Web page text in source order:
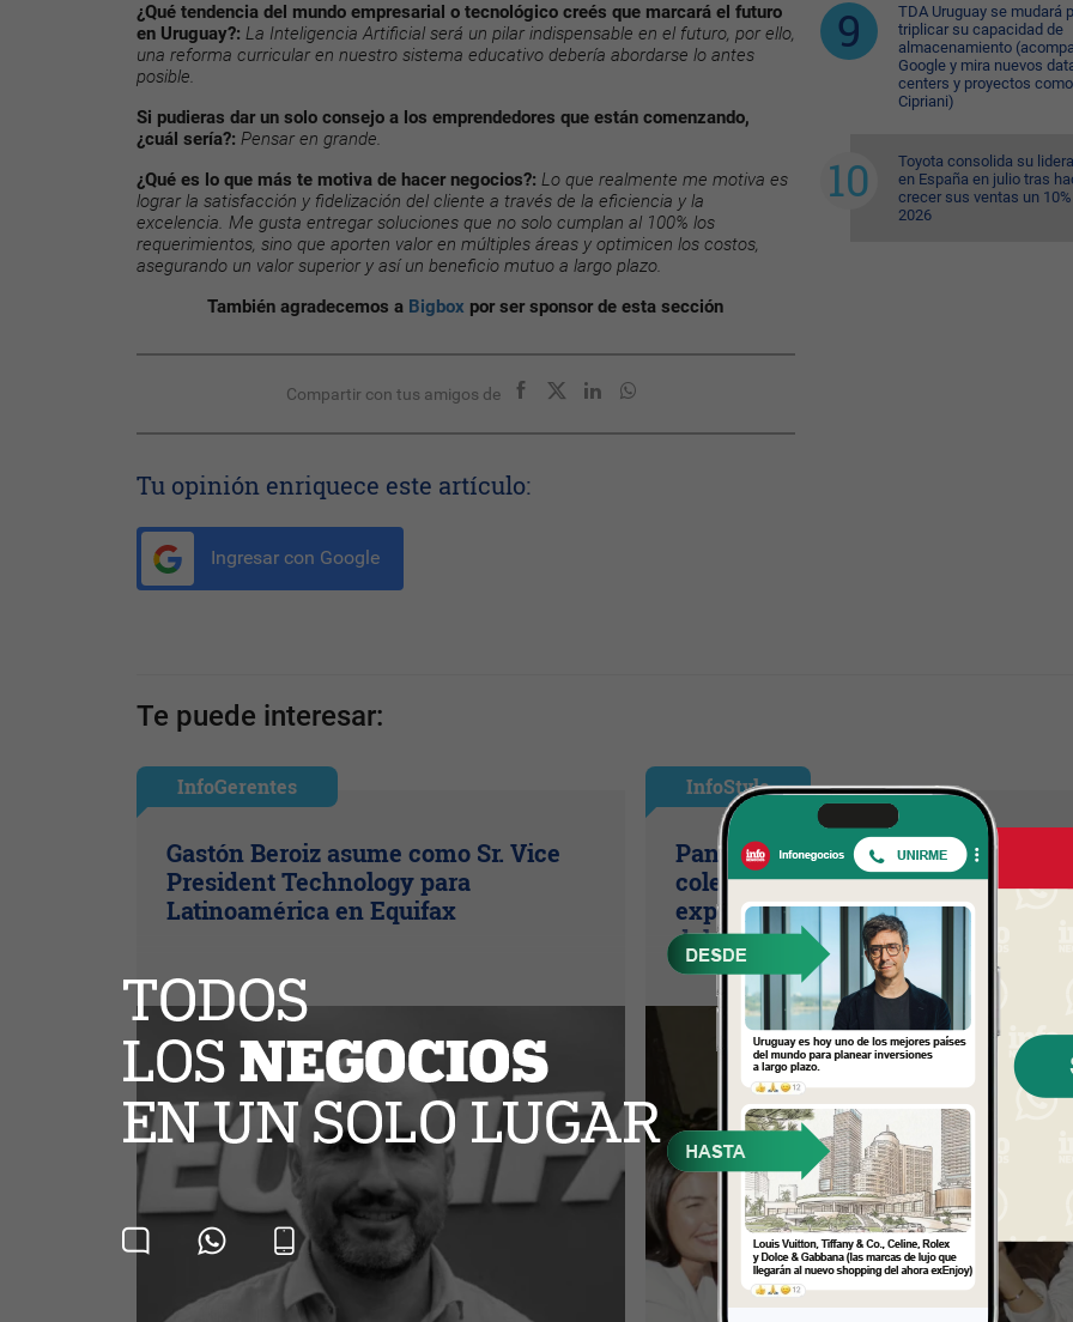
¿Qué tendencia del mundo empresarial o tecnológico creés que marcará el futuro
en Uruguay?: La Inteligencia Artificial será un pilar indispensable en el futuro, por ello,
una reforma curricular en nuestro sistema educativo debería abordarse lo antes
posible.
Si pudieras dar un solo consejo a los emprendedores que están comenzando,
¿cuál sería?: Pensar en grande.
¿Qué es lo que más te motiva de hacer negocios?: Lo que realmente me motiva es
lograr la satisfacción y fidelización del cliente a través de la eficiencia y la
excelencia. Me gusta entregar soluciones que no solo cumplan al 100% los
requerimientos, sino que aporten valor en múltiples áreas y optimicen los costos,
asegurando un valor superior y así un beneficio mutuo a largo plazo.
También agradecemos a Bigbox por ser sponsor de esta sección
Compartir con tus amigos de
Tu opinión enriquece este artículo:
Ingresar con Google
TDA Uruguay se mudará
triplicar su capacidad de
almacenamiento
Google y mira nuevos
centers y proyectos como
Cipriani)
Toyota consolida su
en España en julio tras
crecer sus ventas un
2026
Te puede interesar:
InfoGerentes
Gastón Beroiz asume como Sr. Vice
President Technology para
Latinoamérica en Equifax
InfoStyle
Pandora presentó sus nuevas
colecciones de verano con una
experiencia inspirada en el
del mar